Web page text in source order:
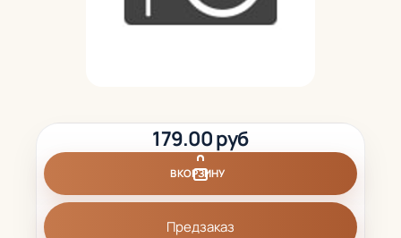
179.00 руб
В КОРЗИНУ
Предзаказ